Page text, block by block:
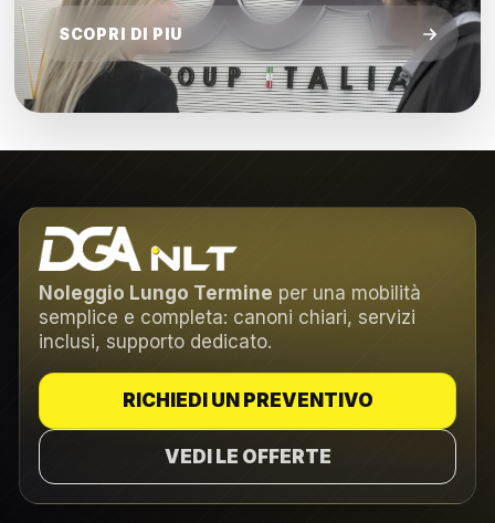
SCOPRI DI PIU
Noleggio Lungo Termine per una mobilità
semplice e completa: canoni chiari, servizi
inclusi, supporto dedicato.
RICHIEDI UN PREVENTIVO
VEDI LE OFFERTE